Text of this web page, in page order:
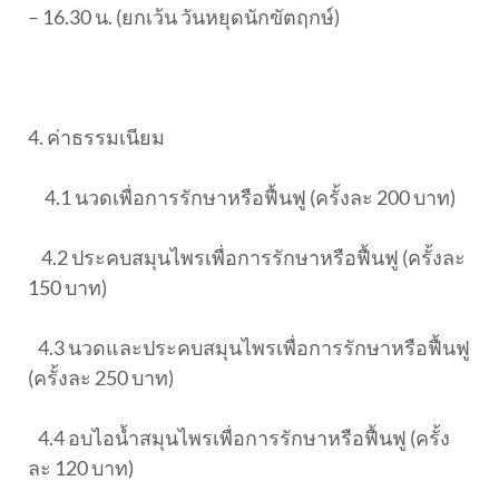
– 16.30 น. (ยกเว้น วันหยุดนักขัตฤกษ์)
4. ค่าธรรมเนียม
4.1 นวดเพื่อการรักษาหรือฟื้นฟู (ครั้งละ 200 บาท)
4.2 ประคบสมุนไพรเพื่อการรักษาหรือฟื้นฟู (ครั้งละ
150 บาท)
4.3 นวดและประคบสมุนไพรเพื่อการรักษาหรือฟื้นฟู
(ครั้งละ 250 บาท)
4.4 อบไอน้ำสมุนไพรเพื่อการรักษาหรือฟื้นฟู (ครั้ง
ละ 120 บาท)